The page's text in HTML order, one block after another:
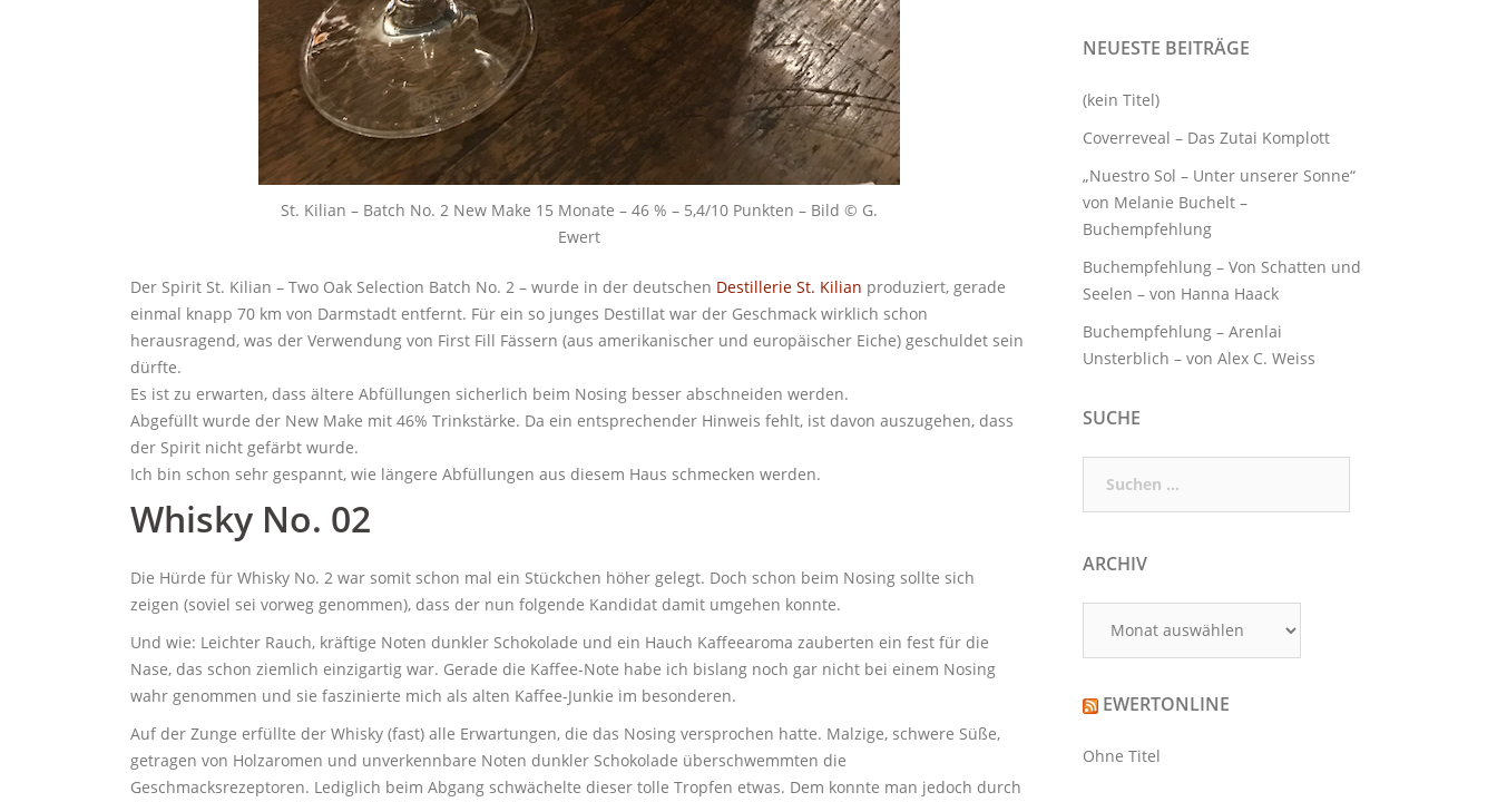
St. Kilian – Batch No. 2 New Make 15 Monate – 46 % – 5,4/10 Punkten – Bild © G.
Ewert
Der Spirit St. Kilian – Two Oak Selection Batch No. 2 – wurde in der deutschen Destillerie St. Kilian produziert, gerade
einmal knapp 70 km von Darmstadt entfernt. Für ein so junges Destillat war der Geschmack wirklich schon
herausragend, was der Verwendung von First Fill Fässern (aus amerikanischer und europäischer Eiche) geschuldet sein
dürfte.
Es ist zu erwarten, dass ältere Abfüllungen sicherlich beim Nosing besser abschneiden werden.
Abgefüllt wurde der New Make mit 46% Trinkstärke. Da ein entsprechender Hinweis fehlt, ist davon auszugehen, dass
der Spirit nicht gefärbt wurde.
Ich bin schon sehr gespannt, wie längere Abfüllungen aus diesem Haus schmecken werden.
Whisky No. 02
Die Hürde für Whisky No. 2 war somit schon mal ein Stückchen höher gelegt. Doch schon beim Nosing sollte sich
zeigen (soviel sei vorweg genommen), dass der nun folgende Kandidat damit umgehen konnte.
Und wie: Leichter Rauch, kräftige Noten dunkler Schokolade und ein Hauch Kaffeearoma zauberten ein fest für die
Nase, das schon ziemlich einzigartig war. Gerade die Kaffee-Note habe ich bislang noch gar nicht bei einem Nosing
wahr genommen und sie faszinierte mich als alten Kaffee-Junkie im besonderen.
Auf der Zunge erfüllte der Whisky (fast) alle Erwartungen, die das Nosing versprochen hatte. Malzige, schwere Süße,
getragen von Holzaromen und unverkennbare Noten dunkler Schokolade überschwemmten die
Geschmacksrezeptoren. Lediglich beim Abgang schwächelte dieser tolle Tropfen etwas. Dem konnte man jedoch durch
NEUESTE BEITRÄGE
(kein Titel)
Coverreveal – Das Zutai Komplott
„Nuestro Sol – Unter unserer Sonne“
von Melanie Buchelt –
Buchempfehlung
Buchempfehlung – Von Schatten und
Seelen – von Hanna Haack
Buchempfehlung – Arenlai
Unsterblich – von Alex C. Weiss
SUCHE
nach:
ARCHIV
EWERTONLINE
Ohne Titel